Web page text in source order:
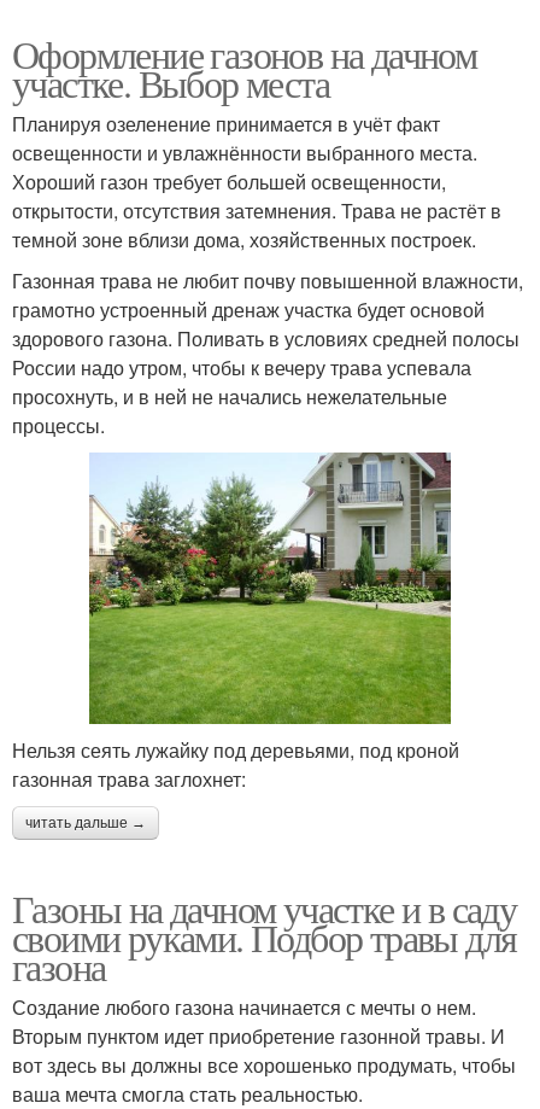
Оформление газонов на дачном
участке. Выбор места
Планируя озеленение принимается в учёт факт
освещенности и увлажнённости выбранного места.
Хороший газон требует большей освещенности,
открытости, отсутствия затемнения. Трава не растёт в
темной зоне вблизи дома, хозяйственных построек.
Газонная трава не любит почву повышенной влажности,
грамотно устроенный дренаж участка будет основой
здорового газона. Поливать в условиях средней полосы
России надо утром, чтобы к вечеру трава успевала
просохнуть, и в ней не начались нежелательные
процессы.
Нельзя сеять лужайку под деревьями, под кроной
газонная трава заглохнет:
читать дальше →
Газоны на дачном участке и в саду
своими руками. Подбор травы для
газона
Создание любого газона начинается с мечты о нем.
Вторым пунктом идет приобретение газонной травы. И
вот здесь вы должны все хорошенько продумать, чтобы
ваша мечта смогла стать реальностью.